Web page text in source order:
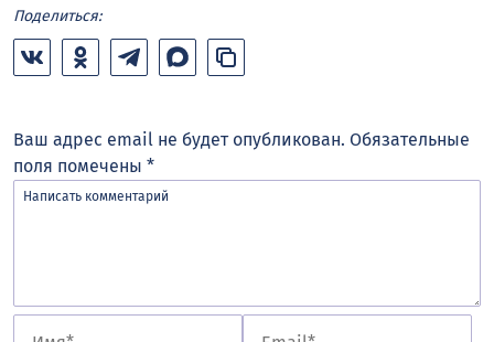
Поделиться:
Ваш адрес email не будет опубликован. Обязательные
поля помечены *